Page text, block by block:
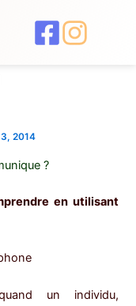
2014
?
en utilisant
un individu,